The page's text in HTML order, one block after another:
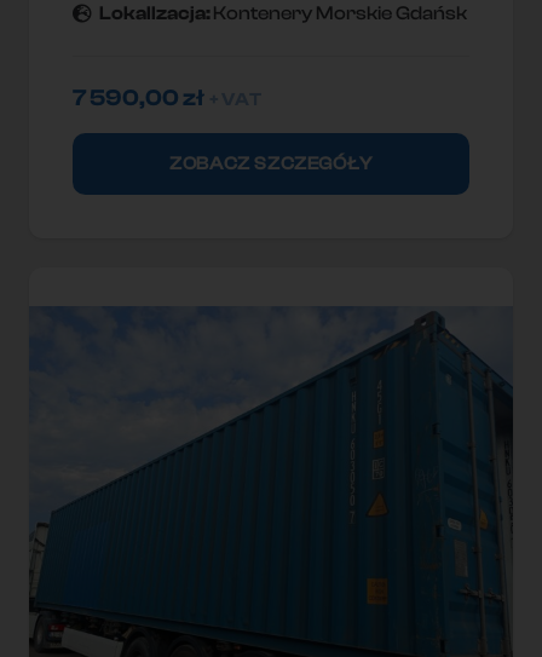
Lokallzacja: Kontenery Morskie Gdańsk
7 590,00zł
ZOBACZ SZCZEGÓŁY